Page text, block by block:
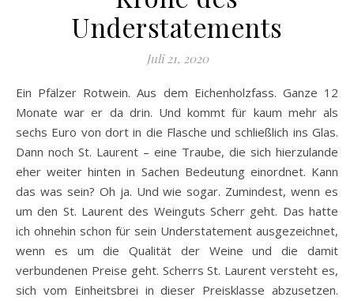
Understatements
Juli 21, 2020
Ein Pfälzer Rotwein. Aus dem Eichenholzfass. Ganze 12
Monate war er da drin. Und kommt für kaum mehr als
sechs Euro von dort in die Flasche und schließlich ins Glas.
Dann noch St. Laurent – eine Traube, die sich hierzulande
eher weiter hinten in Sachen Bedeutung einordnet. Kann
das was sein? Oh ja. Und wie sogar. Zumindest, wenn es
um den St. Laurent des Weinguts Scherr geht. Das hatte
ich ohnehin schon für sein Understatement ausgezeichnet,
wenn es um die Qualität der Weine und die damit
verbundenen Preise geht. Scherrs St. Laurent versteht es,
sich vom Einheitsbrei in dieser Preisklasse abzusetzen.